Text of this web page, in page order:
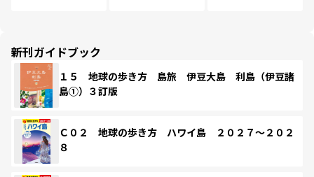
新刊ガイドブック
１５ 地球の歩き方 島旅 伊豆大島 利島（伊豆諸
島①）３訂版
Ｃ０２ 地球の歩き方 ハワイ島 ２０２７～２０２
８